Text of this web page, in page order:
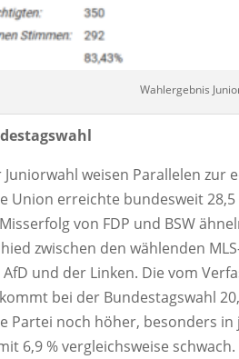
Wahlergebnis
Juniorwahl weisen Parallelen
Union erreichte bundesweit
von FDP und BSW
zwischen den wählenden
und der Linken. Die vom
bei der Bundestagswahl
Partei noch höher, besonders
6,9 % vergleichsweise